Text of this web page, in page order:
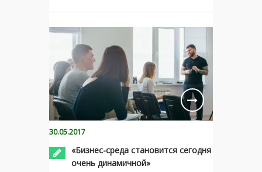
30.05.2017
«Бизнес-среда становится сегодня
очень динамичной»